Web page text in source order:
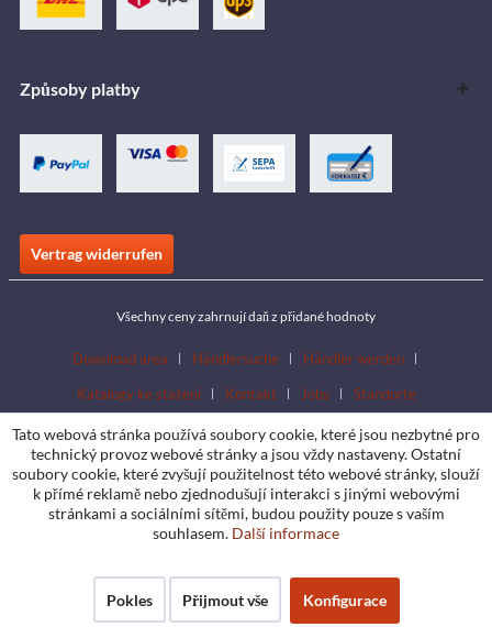
Způsoby platby
Vertrag widerrufen
Všechny ceny zahrnují daň z přidané hodnoty
Download area Händlersuche
Händler werden
Katalogy ke stažení
Kontakt Jobs Standorte
Tato webová stránka používá soubory cookie, které jsou nezbytné pro
technický provoz webové stránky a jsou vždy nastaveny. Ostatní
soubory cookie, které zvyšují použitelnost této webové stránky, slouží
k přímé reklamě nebo zjednodušují interakci s jinými webovými
stránkami a sociálními sítěmi, budou použity pouze s vaším
souhlasem. Další informace
Pokles Přijmout vše Konfigurace